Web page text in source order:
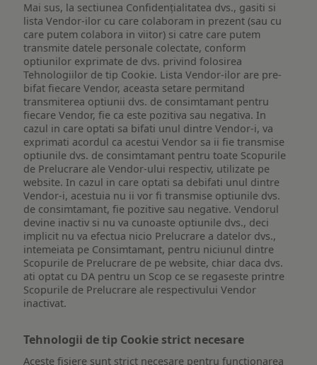
Mai sus, la sectiunea Confidențialitatea dvs., gasiti si
lista Vendor-ilor cu care colaboram in prezent (sau cu
care putem colabora in viitor) si catre care putem
transmite datele personale colectate, conform
optiunilor exprimate de dvs. privind folosirea
Tehnologiilor de tip Cookie. Lista Vendor-ilor are pre-
bifat fiecare Vendor, aceasta setare permitand
transmiterea optiunii dvs. de consimtamant pentru
fiecare Vendor, fie ca este pozitiva sau negativa. In
cazul in care optati sa bifati unul dintre Vendor-i, va
exprimati acordul ca acestui Vendor sa ii fie transmise
optiunile dvs. de consimtamant pentru toate Scopurile
de Prelucrare ale Vendor-ului respectiv, utilizate pe
website. In cazul in care optati sa debifati unul dintre
Vendor-i, acestuia nu ii vor fi transmise optiunile dvs.
de consimtamant, fie pozitive sau negative. Vendorul
devine inactiv si nu va cunoaste optiunile dvs., deci
implicit nu va efectua nicio Prelucrare a datelor dvs.,
intemeiata pe Consimtamant, pentru niciunul dintre
Scopurile de Prelucrare de pe website, chiar daca dvs.
ati optat cu DA pentru un Scop ce se regaseste printre
Scopurile de Prelucrare ale respectivului Vendor
inactivat.
Tehnologii de tip Cookie strict necesare
Aceste fisiere sunt strict necesare pentru functionarea